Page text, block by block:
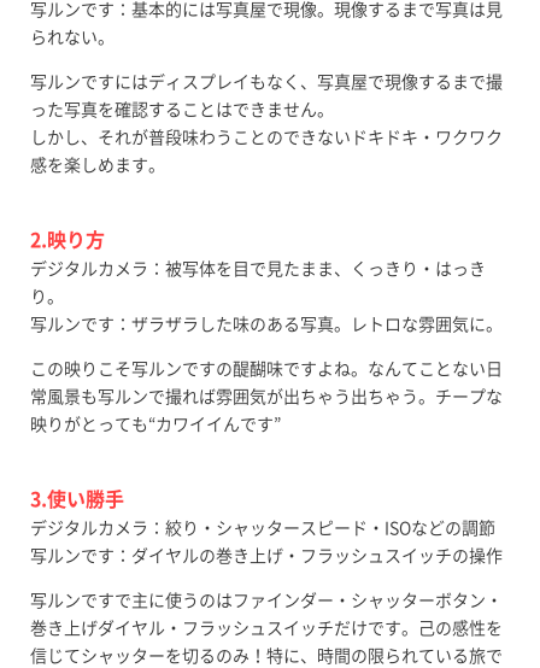
写ルンです：基本的には写真屋で現像。現像するまで写真は見
られない。
写ルンですにはディスプレイもなく、写真屋で現像するまで撮
った写真を確認することはできません。
しかし、それが普段味わうことのできないドキドキ・ワクワク
感を楽しめます。
2.映り方
デジタルカメラ：被写体を目で見たまま、くっきり・はっき
り。
写ルンです：ザラザラした味のある写真。レトロな雰囲気に。
この映りこそ写ルンですの醍醐味ですよね。なんてことない日
常風景も写ルンで撮れば雰囲気が出ちゃう出ちゃう。チープな
映りがとっても“カワイイんです”
3.使い勝手
デジタルカメラ：絞り・シャッタースピード・ISOなどの調節
写ルンです：ダイヤルの巻き上げ・フラッシュスイッチの操作
写ルンですで主に使うのはファインダー・シャッターボタン・
巻き上げダイヤル・フラッシュスイッチだけです。己の感性を
信じてシャッターを切るのみ！特に、時間の限られている旅で